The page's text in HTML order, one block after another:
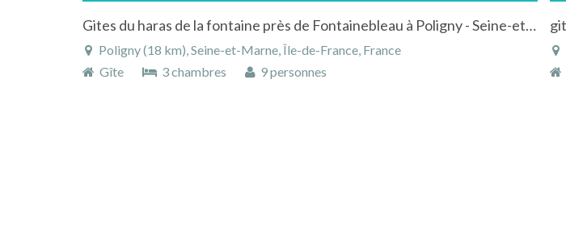
Gites du haras de la fontaine près de Fontainebleau à Poligny - Seine-et-Marne - Ile-de-France
Poligny (18 km), Seine-et-Marne, Île-de-France, France
Gîte
3 chambres 9 personnes